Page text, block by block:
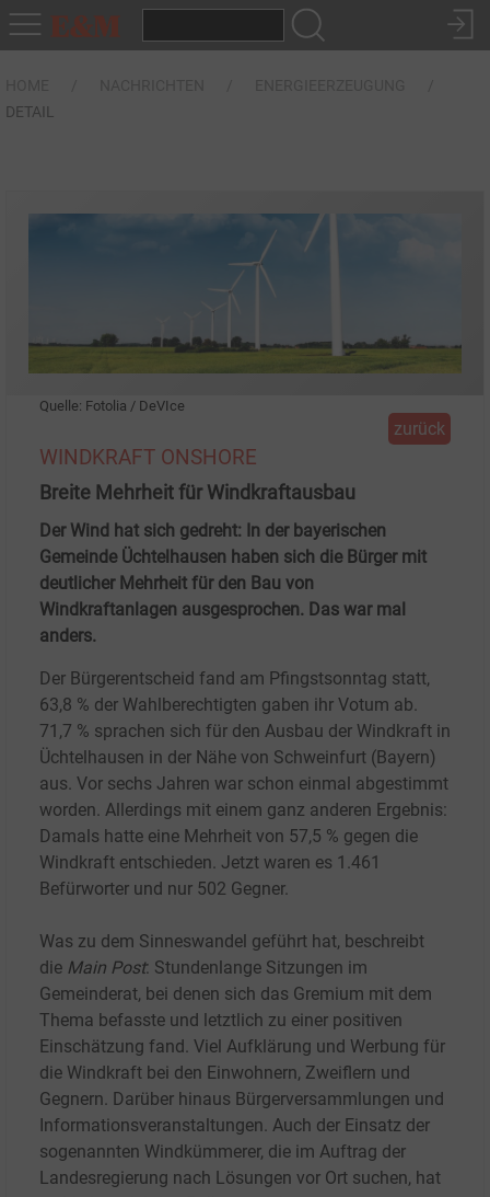
DETAIL
Quelle: Fotolia / DeVIce
zurück
WINDKRAFT ONSHORE
Breite Mehrheit für Windkraftausbau
Der Wind hat sich gedreht: In der bayerischen
Gemeinde Üchtelhausen haben sich die Bürger mit
deutlicher Mehrheit für den Bau von
Windkraftanlagen ausgesprochen. Das war mal
anders.
Der Bürgerentscheid fand am Pfingstsonntag statt,
63,8 % der Wahlberechtigten gaben ihr Votum ab.
71,7 % sprachen sich für den Ausbau der Windkraft in
Üchtelhausen in der Nähe von Schweinfurt (Bayern)
aus. Vor sechs Jahren war schon einmal abgestimmt
worden. Allerdings mit einem ganz anderen Ergebnis:
Damals hatte eine Mehrheit von 57,5 % gegen die
Windkraft entschieden. Jetzt waren es 1.461
Befürworter und nur 502 Gegner.
Was zu dem Sinneswandel geführt hat, beschreibt
die Main Post: Stundenlange Sitzungen im
Gemeinderat, bei denen sich das Gremium mit dem
Thema befasste und letztlich zu einer positiven
Einschätzung fand. Viel Aufklärung und Werbung für
die Windkraft bei den Einwohnern, Zweiflern und
Gegnern. Darüber hinaus Bürgerversammlungen und
Informationsveranstaltungen. Auch der Einsatz der
sogenannten Windkümmerer, die im Auftrag der
Landesregierung nach Lösungen vor Ort suchen, hat